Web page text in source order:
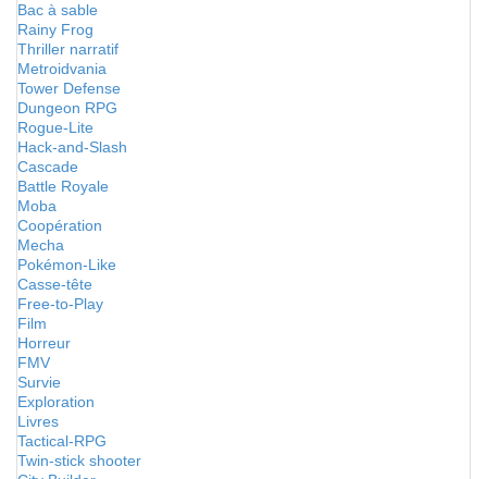
Bac à sable
Rainy Frog
Thriller narratif
Metroidvania
Tower Defense
Dungeon RPG
Rogue-Lite
Hack-and-Slash
Cascade
Battle Royale
Moba
Coopération
Mecha
Pokémon-Like
Casse-tête
Free-to-Play
Film
Horreur
FMV
Survie
Exploration
Livres
Tactical-RPG
Twin-stick shooter